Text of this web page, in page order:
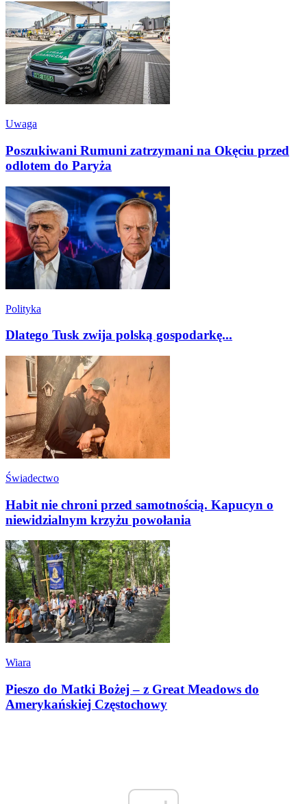
Uwaga
Poszukiwani Rumuni zatrzymani na Okęciu przed
odlotem do Paryża
Polityka
Dlatego Tusk zwija polską gospodarkę...
Świadectwo
Habit nie chroni przed samotnością. Kapucyn o
niewidzialnym krzyżu powołania
Wiara
Pieszo do Matki Bożej – z Great Meadows do
Amerykańskiej Częstochowy